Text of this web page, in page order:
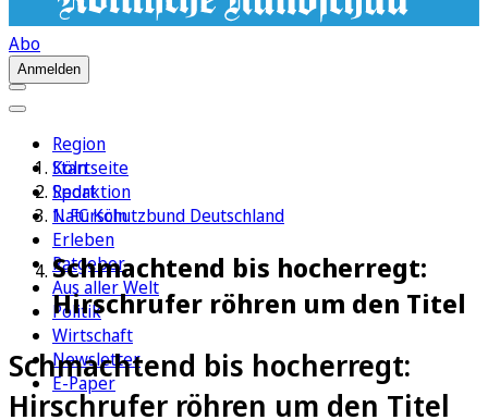
Abo
Anmelden
Region
Köln
Sport
1. FC Köln
Erleben
Ratgeber
Aus aller Welt
Politik
Wirtschaft
Newsletter
E-Paper
Startseite
Redaktion
Naturschutzbund Deutschland
Schmachtend bis hocherregt:
Hirschrufer röhren um den Titel
Schmachtend bis hocherregt:
Hirschrufer röhren um den Titel